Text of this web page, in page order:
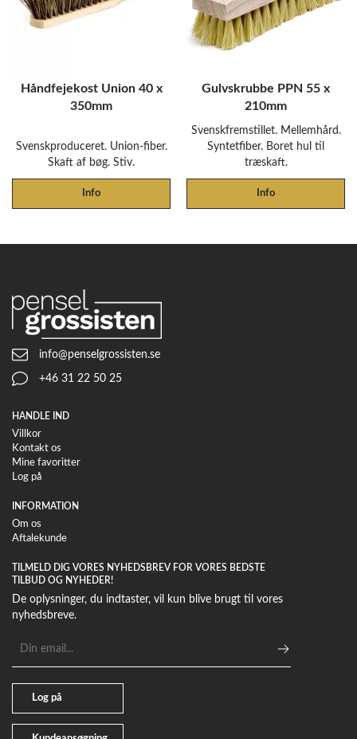
Håndfejekost Union 40 x
350mm
Svenskproduceret. Union-fiber.
Skaft af bøg. Stiv.
Info
Gulvskrubbe PPN 55 x
210mm
Svenskfremstillet. Mellemhård.
Syntetfiber. Boret hul til
træskaft.
Info
info@penselgrossisten.se
+46 31 22 50 25
HANDLE IND
Villkor
Kontakt os
Mine favoritter
Log på
INFORMATION
Om os
Aftalekunde
TILMELD DIG VORES NYHEDSBREV FOR VORES BEDSTE
TILBUD OG NYHEDER!
De oplysninger, du indtaster, vil kun blive brugt til vores
nyhedsbreve.
mailadresse
Log på